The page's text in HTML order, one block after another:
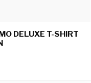
DELUXE T-SHIRT